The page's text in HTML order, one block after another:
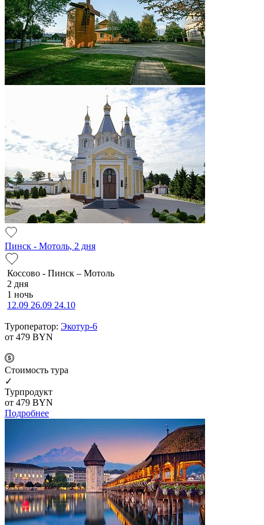
Пинск - Мотоль, 2 дня
Коссово - Пинск – Мотоль
2 дня
1 ночь
12.09 26.09 24.10
Туроператор: Экотур-6
от 479 BYN
Cтоимость тура
✓
Турпродукт
от 479 BYN
Подробнее